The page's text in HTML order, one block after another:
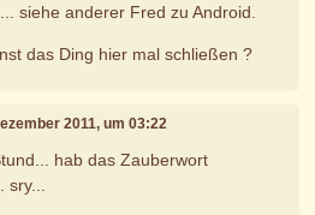
siehe anderer Fred zu Android.
das Ding hier mal schließen ?
2011, um 03:22
hab das Zauberwort